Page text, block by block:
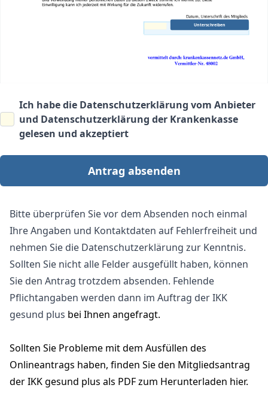
Unterschreiben
Ich habe die Datenschutzerklärung vom Anbieter
und Datenschutzerklärung der Krankenkasse
gelesen und akzeptiert
Antrag absenden
Bitte überprüfen Sie vor dem Absenden noch einmal
Ihre Angaben und Kontaktdaten auf Fehlerfreiheit und
nehmen Sie die Datenschutzerklärung zur Kenntnis.
Sollten Sie nicht alle Felder ausgefüllt haben, können
Sie den Antrag trotzdem absenden. Fehlende
Pflichtangaben werden dann im Auftrag der IKK
gesund plus bei Ihnen angefragt.
Sollten Sie Probleme mit dem Ausfüllen des
Onlineantrags haben, finden Sie den Mitgliedsantrag
der IKK gesund plus als PDF zum Herunterladen hier.